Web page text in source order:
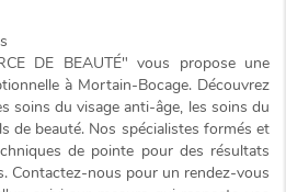
DE BEAUTÉ" vous propose une
à Mortain-Bocage. Découvrez
soins du visage anti-âge, les soins du
de beauté. Nos spécialistes formés et
de pointe pour des résultats
Contactez-nous pour un rendez-vous